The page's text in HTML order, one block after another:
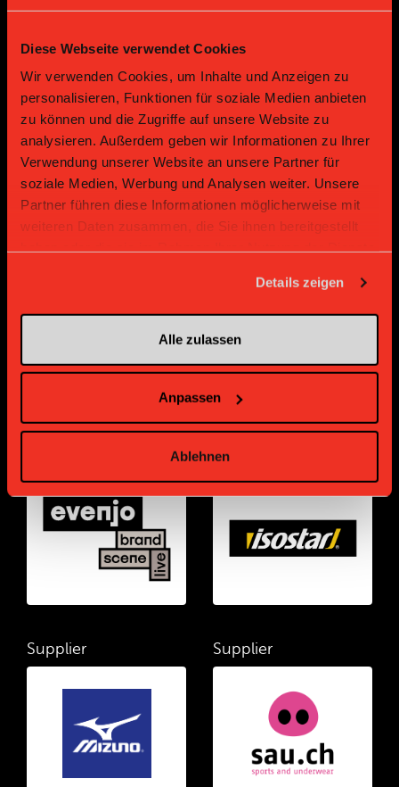
Diese Webseite verwendet Cookies
Wir verwenden Cookies, um Inhalte und Anzeigen zu
personalisieren, Funktionen für soziale Medien anbieten
zu können und die Zugriffe auf unsere Website zu
analysieren. Außerdem geben wir Informationen zu Ihrer
Verwendung unserer Website an unsere Partner für
soziale Medien, Werbung und Analysen weiter. Unsere
Partner führen diese Informationen möglicherweise mit
weiteren Daten zusammen, die Sie ihnen bereitgestellt
Details zeigen
Alle zulassen
Anpassen
Ablehnen
Supplier Supplier
Supplier
Supplier Supplier